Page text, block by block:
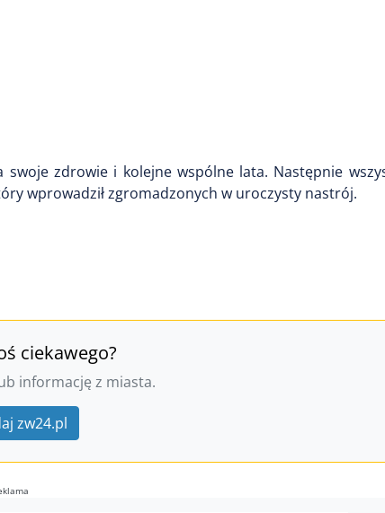
zdrowie i kolejne wspólne lata. Następnie
wprowadził zgromadzonych w uroczysty nastrój.
ciekawego?
informację z miasta.
zw24.pl